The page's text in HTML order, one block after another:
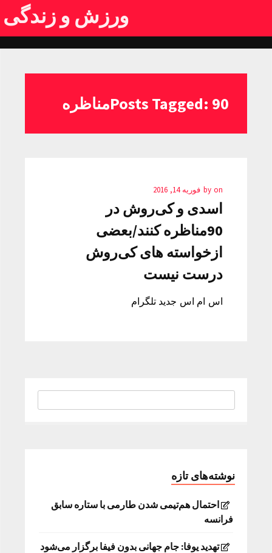
ورزش و زندگی
Posts Tagged: 90مناظره
by on فوریه 14, 2016
اسدی و کی‌روش در
90مناظره کنند/بعضی
ازخواسته های کی‌روش
درست نیست
اس ام اس جدید تلگرام
نوشته‌های تازه
احتمال هم‌تیمی شدن طارمی با ستاره سابق
فرانسه
تهدید یوفا: جام جهانی بدون فیفا برگزار می‌شود